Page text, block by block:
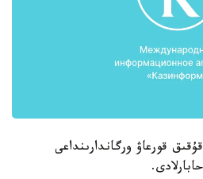
قورعاۋ ورگاندارىنداعى